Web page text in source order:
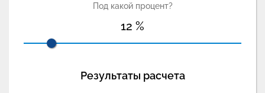
Под какой процент?
12 %
Результаты расчета